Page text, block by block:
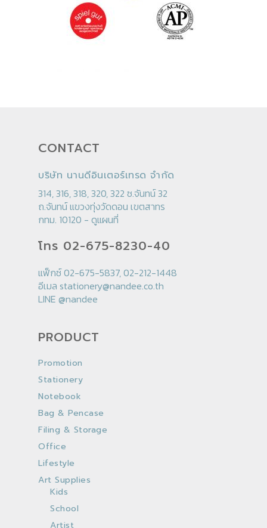
CONTACT
บริษัท นานดีอินเตอร์เทรด จำกัด
314, 316, 318, 320, 322 ซ.จันทน์ 32
ถ.จันทน์ แขวงทุ่งวัดดอน เขตสาทร
กทม. 10120 - ดูแผนที่
โทร 02-675-8230-40
แฟ็กซ์ 02-675-5837, 02-212-1448
อีเมล stationery@nandee.co.th
LINE @nandee
PRODUCT
Promotion
Stationery
Notebook
Bag & Pencase
Filing & Storage
Office
Lifestyle
Art Supplies
Kids
School
Artist